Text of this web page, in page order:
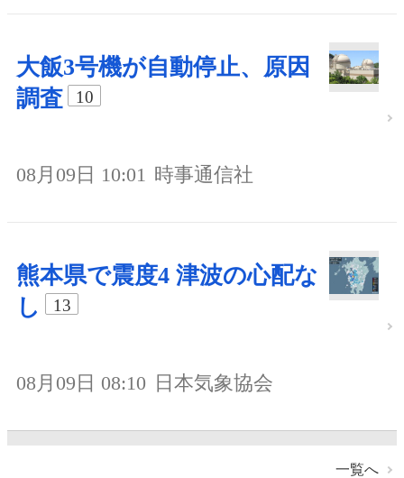
大飯3号機が自動停止、原因
調査
10
08月09日 10:01 時事通信社
熊本県で震度4 津波の心配な
し
13
08月09日 08:10 日本気象協会
一覧へ